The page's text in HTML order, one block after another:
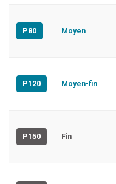
P80 Moyen
P120 Moyen-fin
P150 Fin